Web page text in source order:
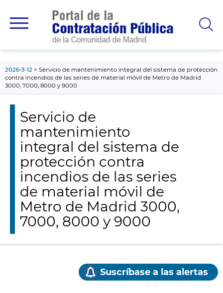
principal
2026-3-12
Servicio de mantenimiento integral del sistema de protección
contra incendios de las series de material móvil de Metro de Madrid
3000, 7000, 8000 y 9000
Servicio de
mantenimiento
integral del sistema de
protección contra
incendios de las series
de material móvil de
Metro de Madrid 3000,
7000, 8000 y 9000
Suscríbase a las alertas